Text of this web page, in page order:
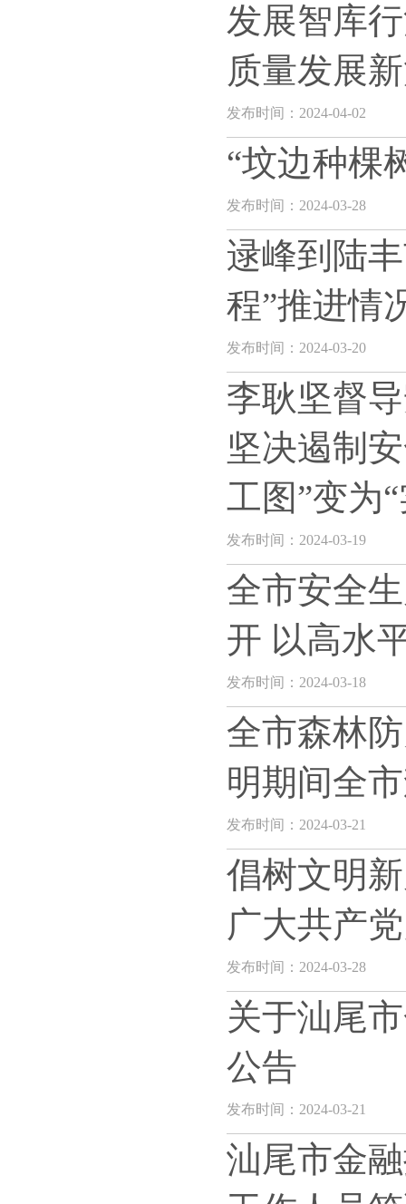
发展智库
质量发展
发布时间：2024-04-02
“坟边种棵
发布时间：2024-03-28
逯峰到陆
程”推进情
发布时间：2024-03-20
李耿坚督
坚决遏制
工图”变为
发布时间：2024-03-19
全市安全
开 以高水
发布时间：2024-03-18
全市森林
明期间全
发布时间：2024-03-21
倡树文明
广大共产
发布时间：2024-03-28
关于汕尾
公告
发布时间：2024-03-21
汕尾市金